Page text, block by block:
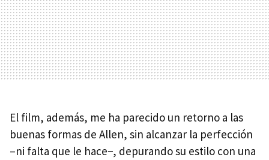
El film, además, me ha parecido un retorno a las
buenas formas de Allen, sin alcanzar la perfección
–ni falta que le hace−, depurando su estilo con una